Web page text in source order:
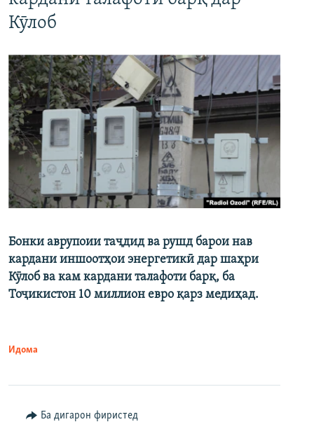
Кӯлоб
Бонки аврупоии таҷдид ва рушд барои нав
кардани иншоотҳои энергетикӣ дар шаҳри
Кӯлоб ва кам кардани талафоти барқ, ба
Тоҷикистон 10 миллион евро қарз медиҳад.
Идома
Ба дигарон фиристед